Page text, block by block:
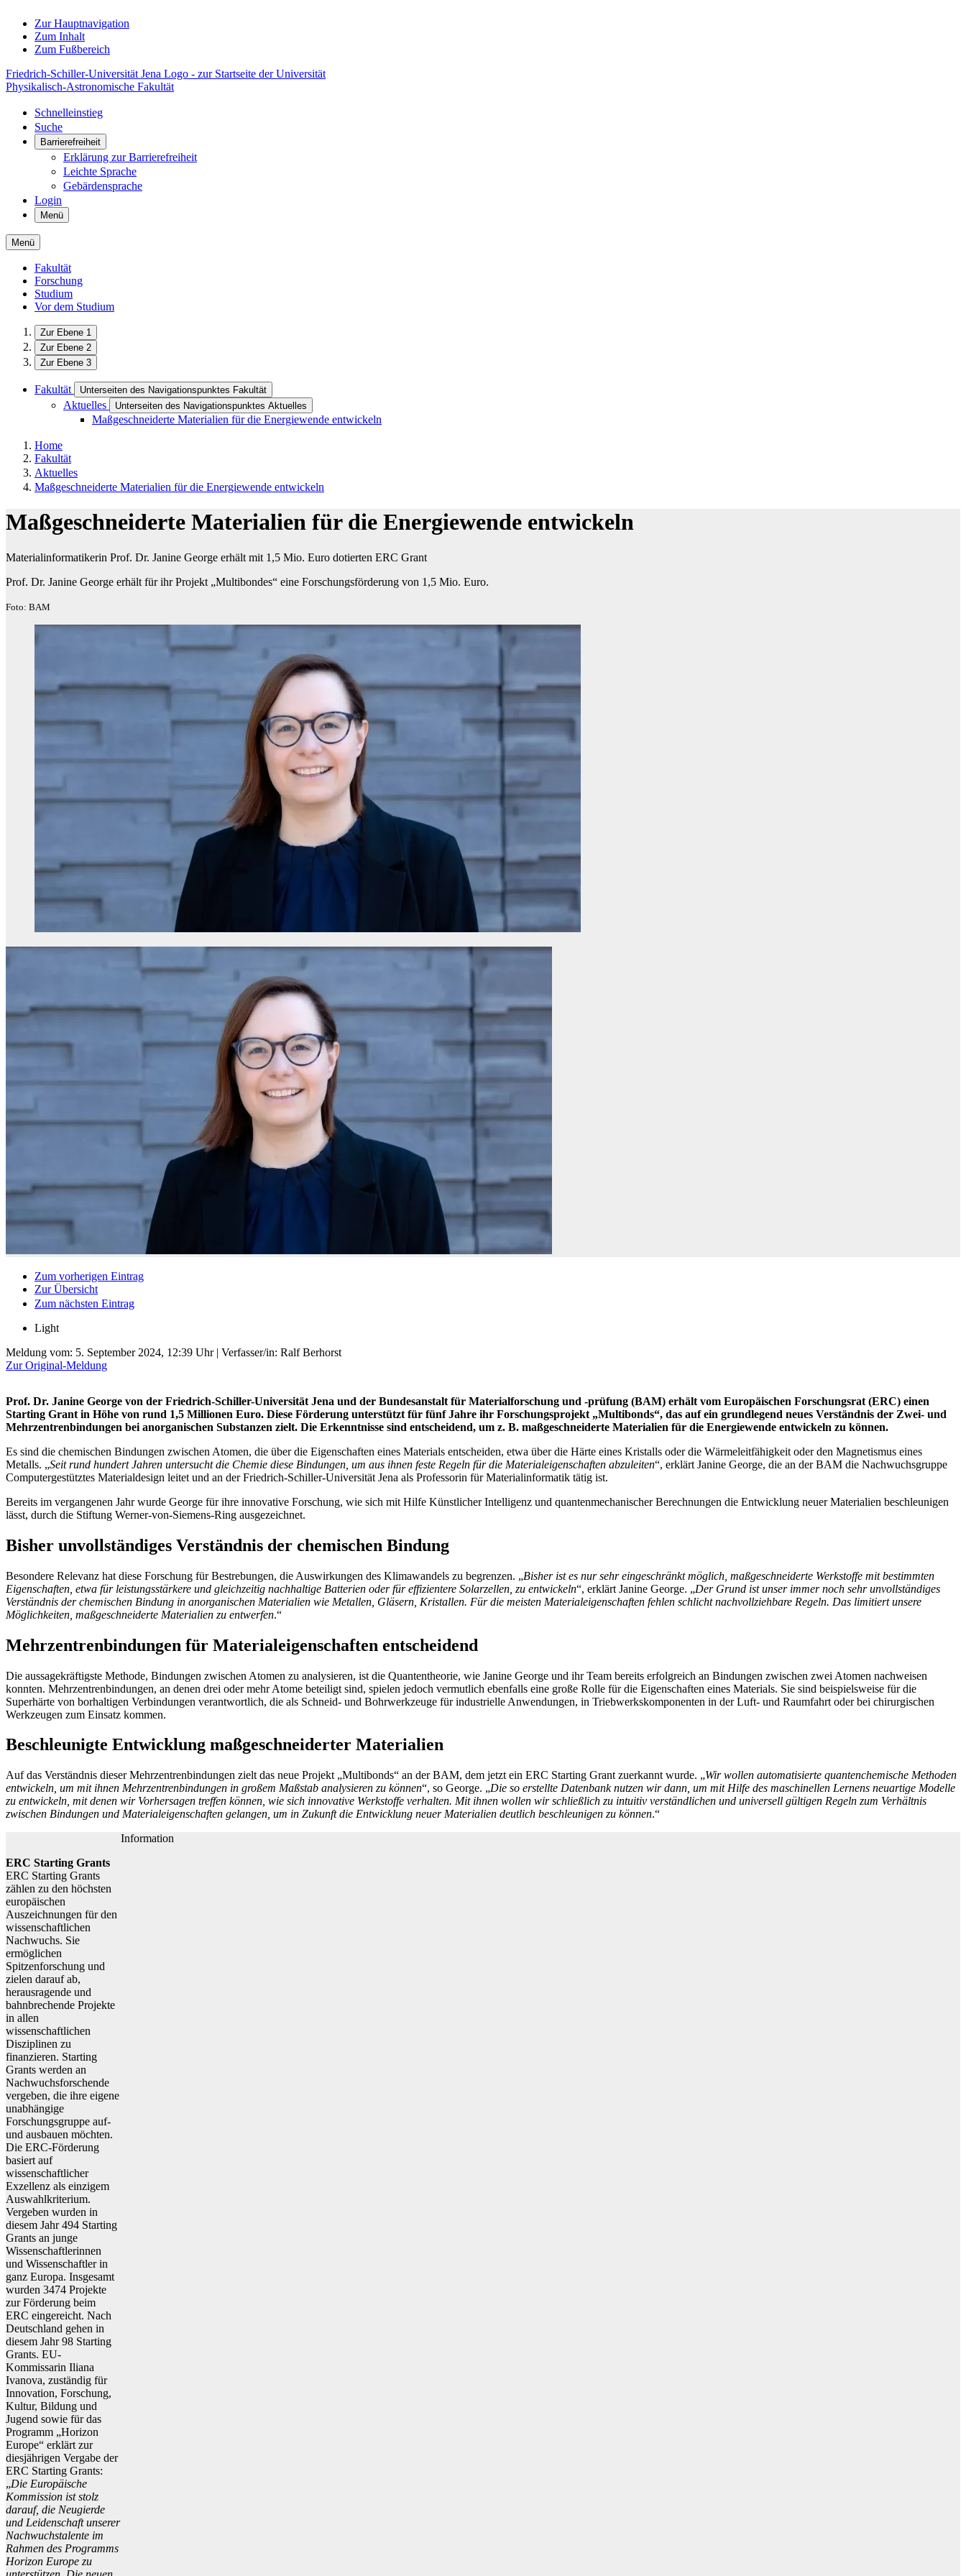
Zur Hauptnavigation
Zum Inhalt
Zum Fußbereich
Friedrich-Schiller-Universität Jena Logo - zur Startseite der Universität
Physikalisch-Astronomische Fakultät
Schnelleinstieg
Suche
Barrierefreiheit
Erklärung zur Barrierefreiheit
Leichte Sprache
Gebärdensprache
Login
Menü
Menü
Fakultät
Forschung
Studium
Vor dem Studium
Zur Ebene 1
Zur Ebene 2
Zur Ebene 3
Fakultät Unterseiten des Navigationspunktes Fakultät
Aktuelles Unterseiten des Navigationspunktes Aktuelles
Maßgeschneiderte Materialien für die Energiewende entwickeln
Home
Fakultät
Aktuelles
Maßgeschneiderte Materialien für die Energiewende entwickeln
Maßgeschneiderte Materialien für die Energiewende entwickeln
Materialinformatikerin Prof. Dr. Janine George erhält mit 1,5 Mio. Euro dotierten ERC Grant
Prof. Dr. Janine George erhält für ihr Projekt „Multibondes“ eine Forschungsförderung von 1,5 Mio. Euro.
Foto: BAM
Zum vorherigen Eintrag
Zur Übersicht
Zum nächsten Eintrag
Light
Meldung vom: 5. September 2024, 12:39 Uhr| Verfasser/in: Ralf Berhorst
Zur Original-Meldung
Prof. Dr. Janine George von der Friedrich-Schiller-Universität Jena und der Bundesanstalt für Materialforschung und -prüfung (BAM) erhält vom Europäischen Forschungsrat (ERC) einen
Starting Grant in Höhe von rund 1,5 Millionen Euro. Diese Förderung unterstützt für fünf Jahre ihr Forschungsprojekt „Multibonds“, das auf ein grundlegend neues Verständnis der Zwei- und
Mehrzentrenbindungen bei anorganischen Substanzen zielt. Die Erkenntnisse sind entscheidend, um z. B. maßgeschneiderte Materialien für die Energiewende entwickeln zu können.
Es sind die chemischen Bindungen zwischen Atomen, die über die Eigenschaften eines Materials entscheiden, etwa über die Härte eines Kristalls oder die Wärmeleitfähigkeit oder den Magnetismus eines
Metalls. „Seit rund hundert Jahren untersucht die Chemie diese Bindungen, um aus ihnen feste Regeln für die Materialeigenschaften abzuleiten“, erklärt Janine George, die an der BAM die Nachwuchsgruppe
Computergestütztes Materialdesign leitet und an der Friedrich-Schiller-Universität Jena als Professorin für Materialinformatik tätig ist.
Bereits im vergangenen Jahr wurde George für ihre innovative Forschung, wie sich mit Hilfe Künstlicher Intelligenz und quantenmechanischer Berechnungen die Entwicklung neuer Materialien beschleunigen
lässt, durch die Stiftung Werner-von-Siemens-Ring ausgezeichnet.
Bisher unvollständiges Verständnis der chemischen Bindung
Besondere Relevanz hat diese Forschung für Bestrebungen, die Auswirkungen des Klimawandels zu begrenzen. „Bisher ist es nur sehr eingeschränkt möglich, maßgeschneiderte Werkstoffe mit bestimmten
Eigenschaften, etwa für leistungsstärkere und gleichzeitig nachhaltige Batterien oder für effizientere Solarzellen, zu entwickeln“, erklärt Janine George. „Der Grund ist unser immer noch sehr unvollständiges
Verständnis der chemischen Bindung in anorganischen Materialien wie Metallen, Gläsern, Kristallen. Für die meisten Materialeigenschaften fehlen schlicht nachvollziehbare Regeln. Das limitiert unsere
Möglichkeiten, maßgeschneiderte Materialien zu entwerfen.“
Mehrzentrenbindungen für Materialeigenschaften entscheidend
Die aussagekräftigste Methode, Bindungen zwischen Atomen zu analysieren, ist die Quantentheorie, wie Janine George und ihr Team bereits erfolgreich an Bindungen zwischen zwei Atomen nachweisen
konnten. Mehrzentrenbindungen, an denen drei oder mehr Atome beteiligt sind, spielen jedoch vermutlich ebenfalls eine große Rolle für die Eigenschaften eines Materials. Sie sind beispielsweise für die
Superhärte von borhaltigen Verbindungen verantwortlich, die als Schneid- und Bohrwerkzeuge für industrielle Anwendungen, in Triebwerkskomponenten in der Luft- und Raumfahrt oder bei chirurgischen
Werkzeugen zum Einsatz kommen.
Beschleunigte Entwicklung maßgeschneiderter Materialien
Auf das Verständnis dieser Mehrzentrenbindungen zielt das neue Projekt „Multibonds“ an der BAM, dem jetzt ein ERC Starting Grant zuerkannt wurde. „Wir wollen automatisierte quantenchemische Methoden
entwickeln, um mit ihnen Mehrzentrenbindungen in großem Maßstab analysieren zu können“, so George. „Die so erstellte Datenbank nutzen wir dann, um mit Hilfe des maschinellen Lernens neuartige Modelle
zu entwickeln, mit denen wir Vorhersagen treffen können, wie sich innovative Werkstoffe verhalten. Mit ihnen wollen wir schließlich zu intuitiv verständlichen und universell gültigen Regeln zum Verhältnis
zwischen Bindungen und Materialeigenschaften gelangen, um in Zukunft die Entwicklung neuer Materialien deutlich beschleunigen zu können.“
Information
ERC Starting Grants
ERC Starting Grants
zählen zu den höchsten
europäischen
Auszeichnungen für den
wissenschaftlichen
Nachwuchs. Sie
ermöglichen
Spitzenforschung und
zielen darauf ab,
herausragende und
bahnbrechende Projekte
in allen
wissenschaftlichen
Disziplinen zu
finanzieren. Starting
Grants werden an
Nachwuchsforschende
vergeben, die ihre eigene
unabhängige
Forschungsgruppe auf-
und ausbauen möchten.
Die ERC-Förderung
basiert auf
wissenschaftlicher
Exzellenz als einzigem
Auswahlkriterium.
Vergeben wurden in
diesem Jahr 494 Starting
Grants an junge
Wissenschaftlerinnen
und Wissenschaftler in
ganz Europa. Insgesamt
wurden 3474 Projekte
zur Förderung beim
ERC eingereicht. Nach
Deutschland gehen in
diesem Jahr 98 Starting
Grants. EU-
Kommissarin Iliana
Ivanova, zuständig für
Innovation, Forschung,
Kultur, Bildung und
Jugend sowie für das
Programm „Horizon
Europe“ erklärt zur
diesjährigen Vergabe der
ERC Starting Grants:
„Die Europäische
Kommission ist stolz
darauf, die Neugierde
und Leidenschaft unserer
Nachwuchstalente im
Rahmen des Programms
Horizon Europe zu